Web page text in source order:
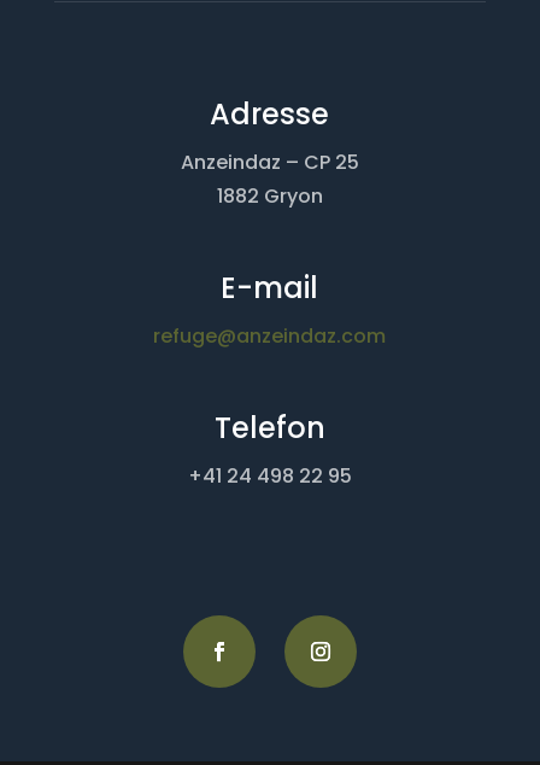
Adresse
Anzeindaz – CP 25
1882 Gryon
E-mail
refuge@anzeindaz.com
Telefon
+41 24 498 22 95